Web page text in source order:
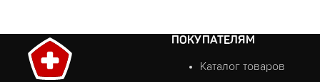
ПОКУПАТЕЛЯМ
Каталог товаров